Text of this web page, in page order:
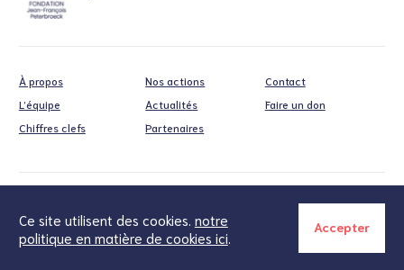
À propos
L’équipe
Chiffres clefs
Nos actions
Actualités
Partenaires
Contact
Faire un don
Made with conviction by
Ce site utilisent des cookies. notre
politique en matière de cookies ici
Accepter